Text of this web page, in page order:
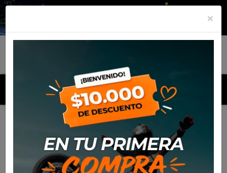
MENU
Productos Equipamiento
Casco Nolan N120-1
Verniciatura
×